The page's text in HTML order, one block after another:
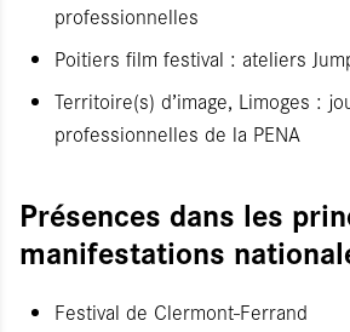
professionnelles
Poitiers film festival : ateliers
Territoire(s) d’image, Limoges :
professionnelles de la PENA
Présences dans les
manifestations
Festival de Clermont-Ferrand